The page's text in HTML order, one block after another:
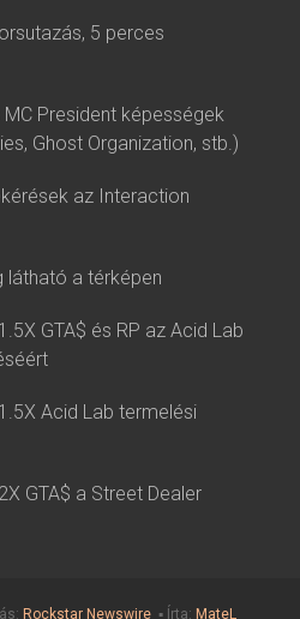
5 perces
MC President képességek
Ghost Organization, stb.)
az Interaction
látható a térképen
GTA$ és RP az Acid Lab
Acid Lab termelési
GTA$ a Street Dealer
Rockstar Newswire ▪ Írta: MateL